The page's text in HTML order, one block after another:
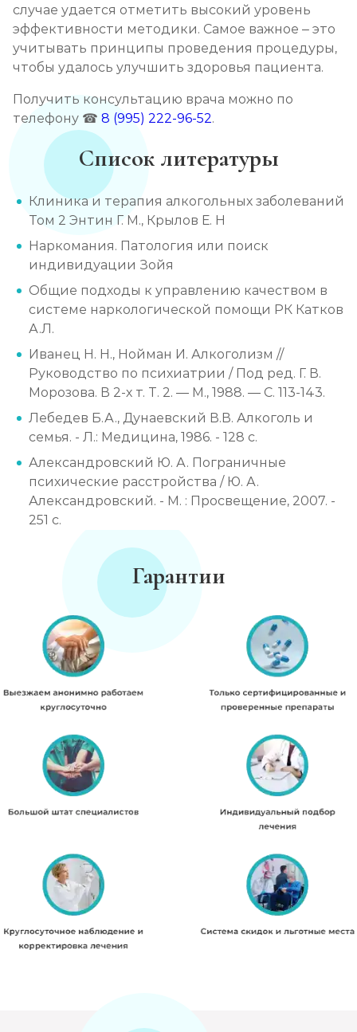
случае удается отметить высокий уровень
эффективности методики. Самое важное – это
учитывать принципы проведения процедуры,
чтобы удалось улучшить здоровья пациента.
Получить консультацию врача можно по
телефону ☎ 8 (995) 222-96-52.
Список литературы
Клиника и терапия алкогольных заболеваний
Том 2 Энтин Г. М., Крылов Е. Н
Наркомания. Патология или поиск
индивидуации Зойя
Общие подходы к управлению качеством в
системе наркологической помощи РК Катков
А.Л.
Иванец Н. Н., Нойман И. Алкоголизм //
Руководство по психиатрии / Под ред. Г. В.
Морозова. В 2-х т. Т. 2. — М., 1988. — С. 113-143.
Лебедев Б.А., Дунаевский В.В. Алкоголь и
семья. - Л.: Медицина, 1986. - 128 с.
Александровский Ю. А. Пограничные
психические расстройства / Ю. А.
Александровский. - М. : Просвещение, 2007. -
251 с.
Гарантии